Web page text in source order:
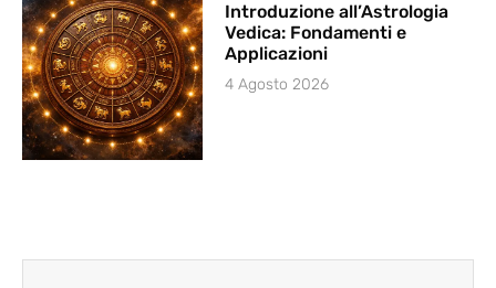
Introduzione all’Astrologia
Vedica: Fondamenti e
Applicazioni
4 Agosto 2026